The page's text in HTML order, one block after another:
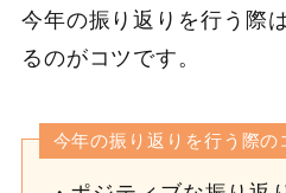
今年の振り返りを行う際
るのがコツです。
今年の振り返りを行う際の